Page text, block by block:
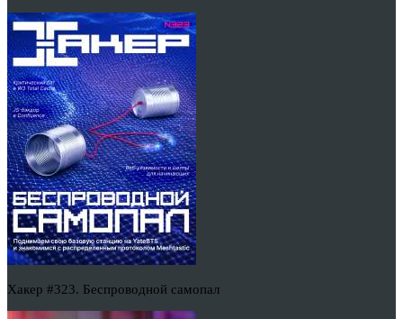
Хакер #323. Беспроводной самопал